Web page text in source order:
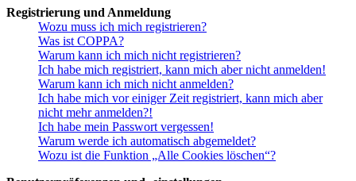
Registrierung und Anmeldung
Wozu muss ich mich registrieren?
Was ist COPPA?
Warum kann ich mich nicht registrieren?
Ich habe mich registriert, kann mich aber nicht anmelden!
Warum kann ich mich nicht anmelden?
Ich habe mich vor einiger Zeit registriert, kann mich aber
nicht mehr anmelden?!
Ich habe mein Passwort vergessen!
Warum werde ich automatisch abgemeldet?
Wozu ist die Funktion „Alle Cookies löschen“?